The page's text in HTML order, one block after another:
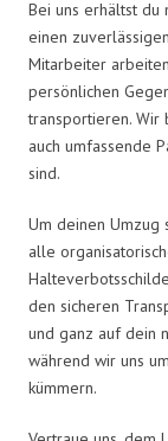
Bei uns erhältst du
einen
Mitarbeiter
persönlichen
transportieren. Wir
auch umfassende
sind.
Um deinen Umzug
alle
den sicheren
und ganz auf dein
während wir uns
kümmern.